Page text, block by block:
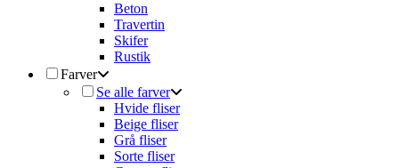
Beton
Travertin
Skifer
Rustik
Farver
Se alle farver
Hvide fliser
Beige fliser
Grå fliser
Sorte fliser